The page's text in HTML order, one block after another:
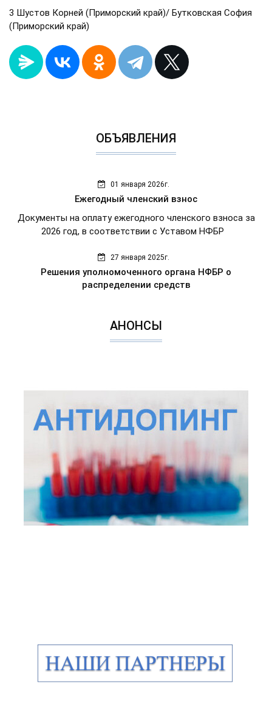
3 Шустов Корней (Приморский край)/ Бутковская София
(Приморский край)
ОБЪЯВЛЕНИЯ
01 января 2026г.
Ежегодный членский взнос
Документы на оплату ежегодного членского взноса за
2026 год, в соответствии с Уставом НФБР
27 января 2025г.
Решения уполномоченного органа НФБР о
распределении средств
АНОНСЫ